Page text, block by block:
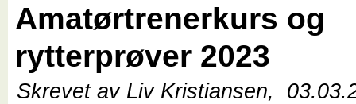
Amatørtrenerkurs og
rytterprøver 2023
Skrevet av Liv Kristiansen,